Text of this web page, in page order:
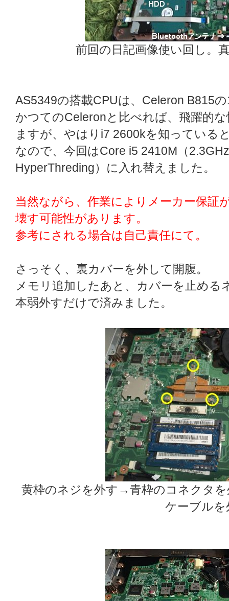
前回の日記画像使い回し。
AS5349の搭載CPUは、Celeron B815
かつてのCeleronと比べれば、飛躍的
ますが、やはりi7 2600kを知っている
なので、今回はCore i5 2410M（
HyperThreding）に入れ替えました。
当然ながら、作業によりメーカー保証
壊す可能性があります。
参考にされる場合は自己責任にて。
さっそく、裏カバーを外して開腹。
メモリ追加したあと、カバーを止め
本弱外すだけで済みました。
黄枠のネジを外す→青枠のコネクタ
ケーブルを